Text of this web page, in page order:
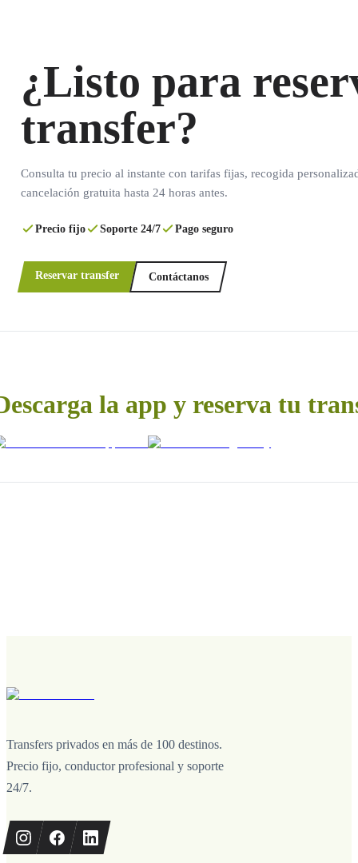
¿Listo para
transfer?
Consulta tu precio al instante con tarifas fijas, recogida
cancelación gratuita hasta 24 horas antes.
Precio fijo Soporte 24/7 Pago seguro
Reservar transfer Contáctanos
la app y reserva tu
Transfers privados en más de 100 destinos.
Precio fijo, conductor profesional y soporte
24/7.